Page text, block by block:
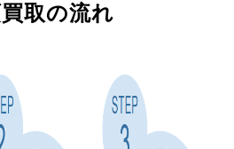
取の流れ